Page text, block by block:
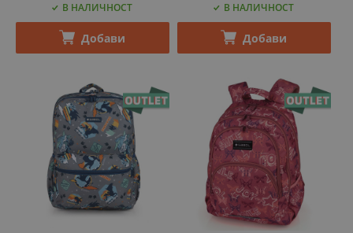
tooltip
В НАЛИЧНОСТ
Добави
tooltip
В НАЛИЧНОСТ
Добави